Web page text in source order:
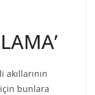
bunlara